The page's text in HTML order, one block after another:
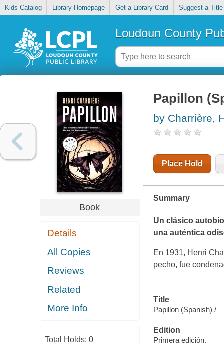
Kids Catalog Library Homepage Get a Library Card Suggest a Title
Loudoun County
Book
Details
All Copies
Reviews
Related
More Info
Total Holds: 0
Papillon
by Charrière,
Place Hold
Summary
Un clásico
una auténtica
En 1931, Henri
pecho, fue
Title
Papillon (Spanish) /
Edition
Primera edición.